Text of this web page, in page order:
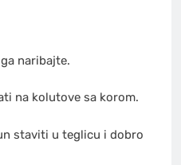
naribajte.
na kolutove sa korom.
staviti u teglicu i dobro